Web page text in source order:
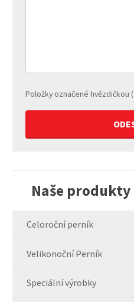
Položky označené hvězdičkou (
odeslat.
Naše produkty
Celoroční perník
Velikonoční Perník
Speciální výrobky